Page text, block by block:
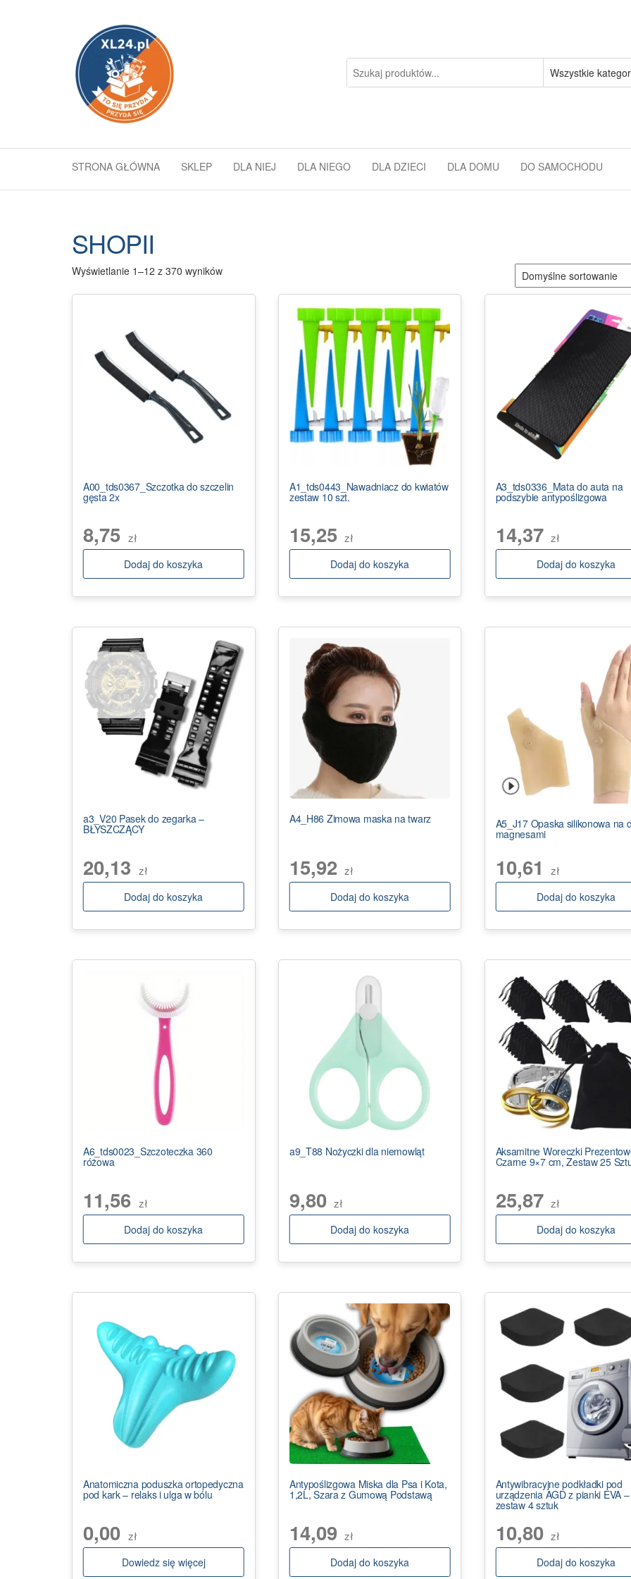
STRONA GŁÓWNA SKLEP DLA NIEJ DLA NIEGO DLA DZIECI DLA DOMU DO SAMOCHODU
SHOPII
Wyświetlanie 1–12 z 370 wyników
A00_tds0367_Szczotka do szczelin
gęsta 2x
8,75 zł
Dodaj do koszyka
A1_tds0443_Nawadniacz do kwiatów
zestaw 10 szt.
15,25 zł
Dodaj do koszyka
A3_tds0336_Mata do auta na
podszybie antypoślizgowa
14,37 zł
Dodaj do koszyka
a3_V20 Pasek do zegarka –
BŁYSZCZĄCY
20,13 zł
Dodaj do koszyka
A4_H86 Zimowa maska na twarz
15,92 zł
Dodaj do koszyka
A5_J17 Opaska silikonowa na
magnesami
10,61 zł
Dodaj do koszyka
A6_tds0023_Szczoteczka 360
różowa
11,56 zł
Dodaj do koszyka
a9_T88 Nożyczki dla niemowląt
9,80 zł
Dodaj do koszyka
Aksamitne Woreczki
Czarne 9×7 cm, Zestaw 25
25,87 zł
Dodaj do koszyka
Anatomiczna poduszka ortopedyczna
pod kark – relaks i ulga w bólu
0,00 zł
Dowiedz się więcej
Antypoślizgowa Miska dla Psa i Kota,
1,2L, Szara z Gumową Podstawą
14,09 zł
Dodaj do koszyka
Antywibracyjne podkładki pod
urządzenia AGD z pianki EVA –
zestaw 4 sztuk
10,80 zł
Dodaj do koszyka